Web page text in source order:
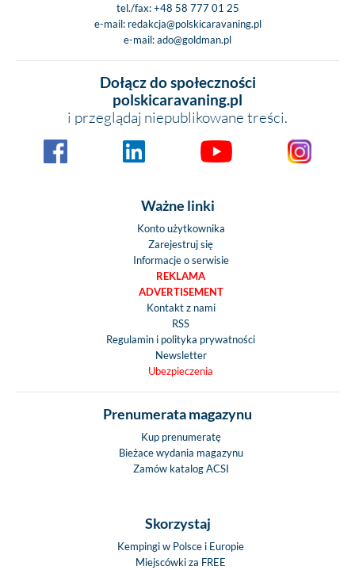
tel./fax:+48 58 777 01 25
e-mail: redakcja@polskicaravaning.pl
e-mail:ado@goldman.pl
Dołącz do społeczności
polskicaravaning.pl
i przeglądaj niepublikowane treści.
Ważne linki
Konto użytkownika
Zarejestruj się
Informacje o serwisie
REKLAMA
ADVERTISEMENT
Kontakt z nami
RSS
Regulamin i polityka prywatności
Newsletter
Ubezpieczenia
Prenumerata magazynu
Kup prenumeratę
Bieżace wydania magazynu
Zamów katalog ACSI
Skorzystaj
Kempingi w Polsce i Europie
Miejscówki za FREE